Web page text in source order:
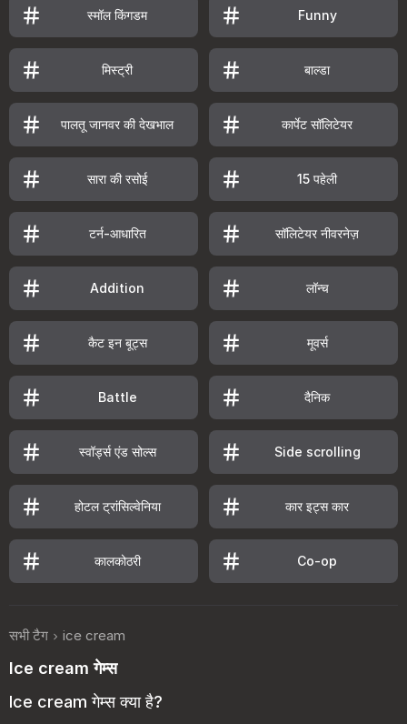
स्मॉल किंगडम Funny
मिस्ट्री बाल्डा
पालतू जानवर की देखभाल कार्पेट सॉलिटेयर
सारा की रसोई 15 पहेली
टर्न-आधारित सॉलिटेयर नीवरनेज़
Addition लॉन्च
कैट इन बूट्स मूवर्स
Battle दैनिक
स्वॉर्ड्स एंड सोल्स Side scrolling
होटल ट्रांसिल्वेनिया कार इट्स कार
कालकोठरी Co-op
सभी टैग ice cream
Ice cream गेम्स
Ice cream गेम्स क्या है?